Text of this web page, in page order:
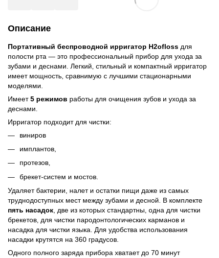
Описание
Портативный беспроводной ирригатор H2ofloss для
полости рта — это профессиональный прибор для ухода за
зубами и деснами. Легкий, стильный и компактный ирригатор
имеет мощность, сравнимую с лучшими стационарными
моделями.
Имеет5 режимов работы для очищения зубов и ухода за
деснами.
Ирригатор подходит для чистки:
виниров
имплантов,
протезов,
брекет-систем и мостов.
Удаляет бактерии, налет и остатки пищи даже из самых
труднодоступных мест между зубами и десной. В комплекте
пять насадок , две из которых стандартны, одна для чистки
брекетов, для чистки пародонтологических карманов и
насадка для чистки языка. Для удобства использования
насадки крутятся на 360 градусов.
Одного полного заряда прибора хватает до 70 минут